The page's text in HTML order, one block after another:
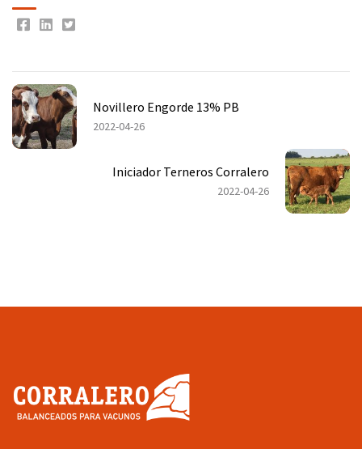
Novillero Engorde 13% PB
2022-04-26
Iniciador Terneros Corralero
2022-04-26